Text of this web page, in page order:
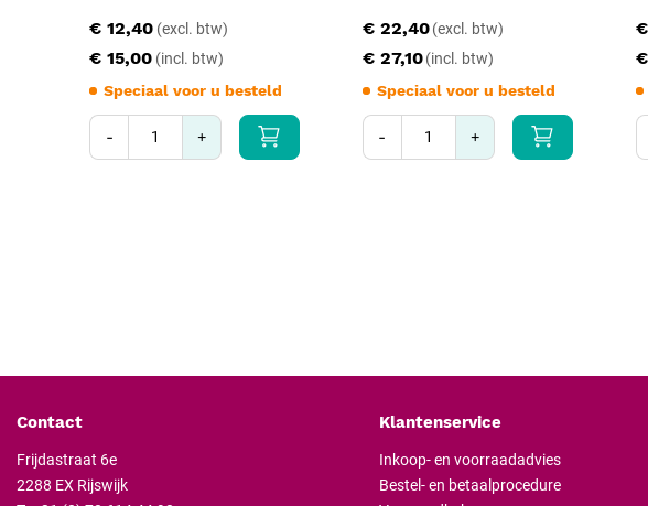
€ 15,00
€ 12,40
Speciaal voor u besteld
- +
€ 27,10
€ 22,40
Speciaal voor u besteld
- +
Contact
Frijdastraat 6e
2288 EX Rijswijk
Klantenservice
Inkoop- en voorraadadvies
Bestel- en betaalprocedure